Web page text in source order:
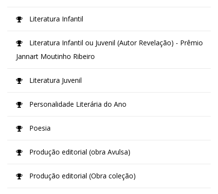
Literatura Infantil
Literatura Infantil ou Juvenil (Autor Revelação) - Prêmio
Jannart Moutinho Ribeiro
Literatura Juvenil
Personalidade Literária do Ano
Poesia
Produção editorial (obra Avulsa)
Produção editorial (Obra coleção)